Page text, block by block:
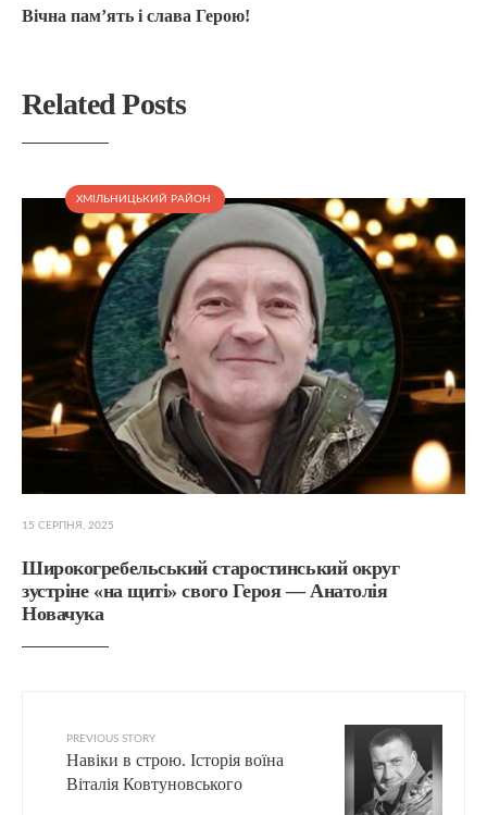
Вічна пам’ять і слава Герою!
Related Posts
ХМІЛЬНИЦЬКИЙ РАЙОН
15 СЕРПНЯ, 2025
Широкогребельський старостинський округ
зустріне «на щиті» свого Героя — Анатолія
Новачука
PREVIOUS STORY
Навіки в строю. Історія воїна
Віталія Ковтуновського